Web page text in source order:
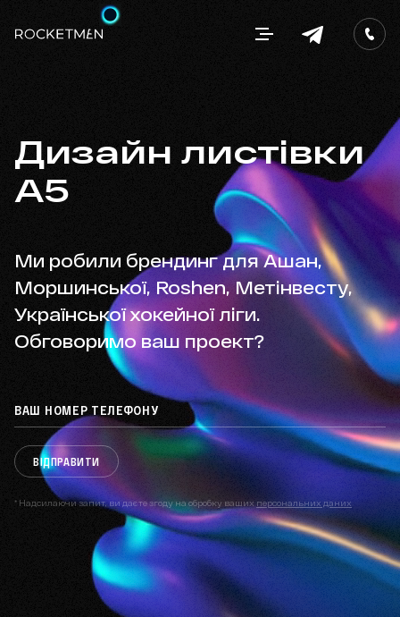
Дизайн листівки
A5
Ми робили брендинг для Ашан,
Моршинської, Roshen, Метінвесту,
Української хокейної ліги.
Обговоримо ваш проект?
ВІДПРАВИТИ
* Надсилаючи запит, ви даєте згоду на обробку ваших персональних даних